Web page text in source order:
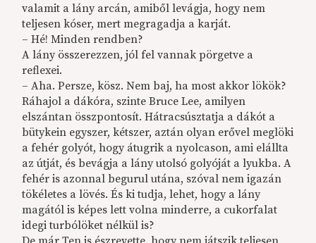
valamit a lány arcán, amiből levágja, hogy nem
teljesen kóser, mert megragadja a karját.
– Hé! Minden rendben?
A lány összerezzen, jól fel vannak pörgetve a
reflexei.
– Aha. Persze, kösz. Nem baj, ha most akkor lökök?
Ráhajol a dákóra, szinte Bruce Lee, amilyen
elszántan összpontosít. Hátracsúsztatja a dákót a
bütykein egyszer, kétszer, aztán olyan erővel meglöki
a fehér golyót, hogy átugrik a nyolcason, ami elállta
az útját, és bevágja a lány utolsó golyóját a lyukba. A
fehér is azonnal begurul utána, szóval nem igazán
tökéletes a lövés. És ki tudja, lehet, hogy a lány
magától is képes lett volna minderre, a cukorfalat
idegi turbólöket nélkül is?